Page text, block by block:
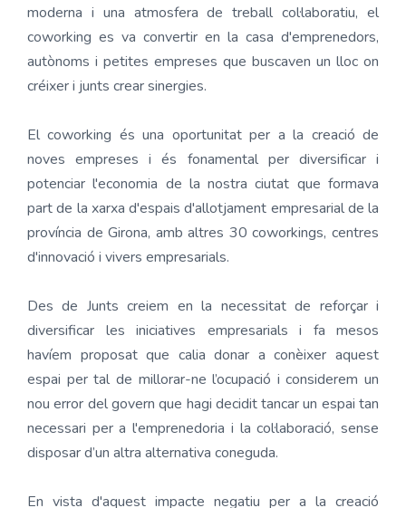
moderna i una atmosfera de treball col·laboratiu, el
coworking es va convertir en la casa d'emprenedors,
autònoms i petites empreses que buscaven un lloc on
créixer i junts crear sinergies.
El coworking és una oportunitat per a la creació de
noves empreses i és fonamental per diversificar i
potenciar l'economia de la nostra ciutat que formava
part de la xarxa d'espais d'allotjament empresarial de la
província de Girona, amb altres 30 coworkings, centres
d'innovació i vivers empresarials.
Des de Junts creiem en la necessitat de reforçar i
diversificar les iniciatives empresarials i fa mesos
havíem proposat que calia donar a conèixer aquest
espai per tal de millorar-ne l’ocupació i considerem un
nou error del govern que hagi decidit tancar un espai tan
necessari per a l'emprenedoria i la col·laboració, sense
disposar d’un altra alternativa coneguda.
En vista d'aquest impacte negatiu per a la creació